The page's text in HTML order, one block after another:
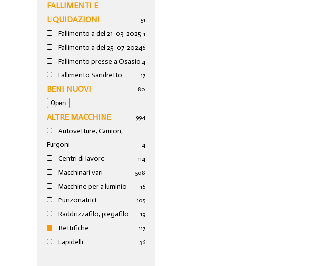
FALLIMENTI E
LIQUIDAZIONI
51
Fallimento a del 21-03-2025 1
Fallimento a del 25-07-20246
Fallimento presse a Osasio 4
Fallimento Sandretto 17
BENI NUOVI 80
ALTRE MACCHINE 994
Autovetture, Camion,
Furgoni
4
Centri di lavoro 114
Macchinari vari 508
Macchine per alluminio 16
Punzonatrici 105
Raddrizzafilo, piegafilo 19
Rettifiche 117
Lapidelli 36